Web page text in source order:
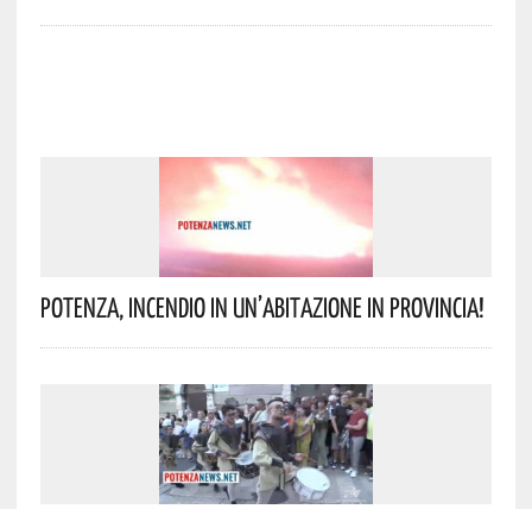
Potenza, Incendio In Un’abitazione In Provincia!